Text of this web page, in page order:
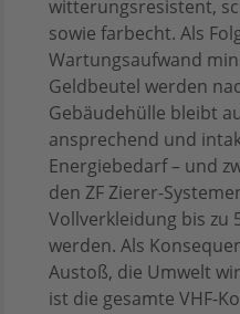
witterungsresistent,
sowie farbecht. Als
Wartungsaufwand
Geldbeutel werden
Gebäudehülle bleibt
ansprechend und
Energiebedarf – und
den ZF Zierer-
Vollverkleidung bis zu
werden. Als
Austoß, die Umwelt
ist die gesamte VHF-